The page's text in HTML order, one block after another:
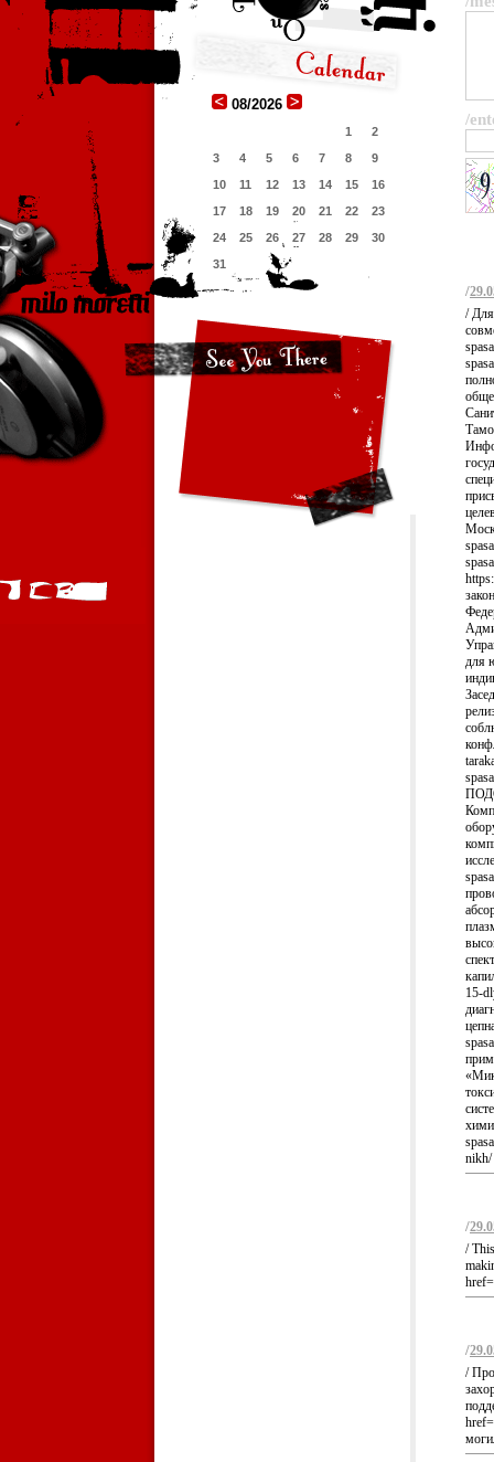
08/2026
1
2
3
4 5 6 7 8
9
10
11 12 13 14 15
16
17
18 19 20 21 22
23
24
25 26 27 28 29
30
31
/
/
/ Для
для
15-
nikh/
/
/
/
/